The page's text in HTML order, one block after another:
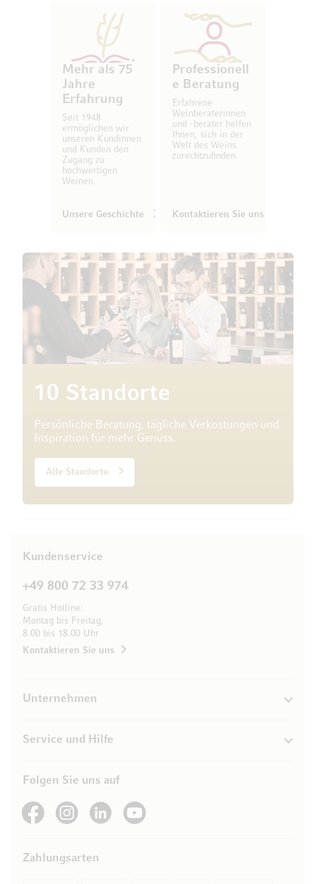
Mehr als 75
Jahre
Erfahrung
Seit 1948
ermöglichen wir
unseren Kundinnen
und Kunden den
Zugang zu
hochwertigen
Weinen.
Unsere Geschichte
Professionell
e Beratung
Erfahrene
Weinberaterinnen
und -berater helfen
Ihnen, sich in der
Welt des Weins
zurechtzufinden.
Kontaktieren Sie uns
10 Standorte
Persönliche Beratung, tägliche Verkostungen und
Inspiration für mehr Genuss.
Alle Standorte
Kundenservice
+49 800 72 33 974
Gratis Hotline:
Montag bis Freitag,
8.00 bis 18.00 Uhr
Kontaktieren Sie uns
Unternehmen
Service und Hilfe
Folgen Sie uns auf
See our FacebookSee our Instagram account
See our LinkedInSee our YouTube channel
Zahlungsarten